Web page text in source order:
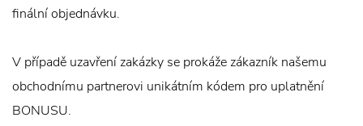
finální objednávku.
V případě uzavření zakázky se prokáže zákazník našemu
obchodnímu partnerovi unikátním kódem pro uplatnění
BONUSU.